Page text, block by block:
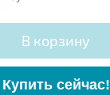
В корзину
Купить сейчас!